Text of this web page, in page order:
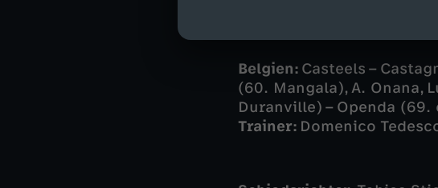
Belgien: Casteels –
(60. Mangala), A. Onana,
Duranville) – Openda (69.
Trainer: Domenico